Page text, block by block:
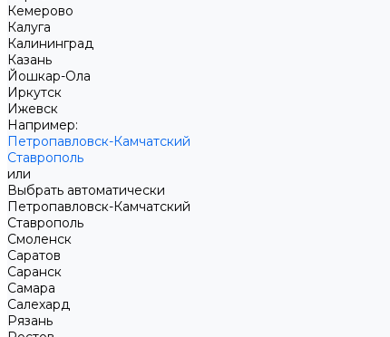
Кемерово
Калуга
Калининград
Казань
Йошкар-Ола
Иркутск
Ижевск
Например:
Петропавловск-Камчатский
Ставрополь
или
Выбрать автоматически
Петропавловск-Камчатский
Ставрополь
Смоленск
Саратов
Саранск
Самара
Салехард
Рязань